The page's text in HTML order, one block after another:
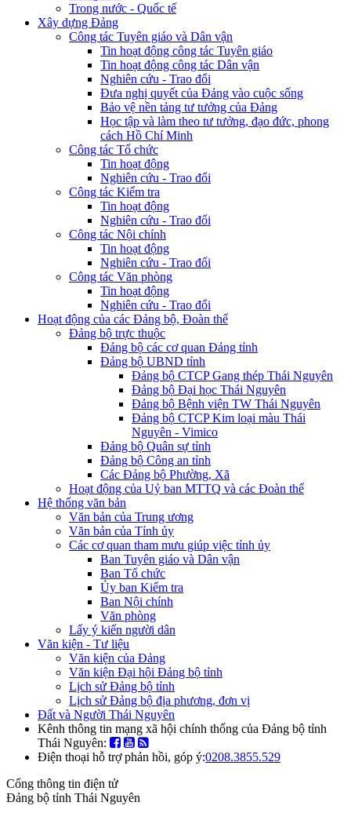
Trong nước - Quốc tế
Xây dựng Đảng
Công tác Tuyên giáo và Dân vận
Tin hoạt động công tác Tuyên giáo
Tin hoạt động công tác Dân vận
Nghiên cứu - Trao đổi
Đưa nghị quyết của Đảng vào cuộc sống
Bảo vệ nền tảng tư tưởng của Đảng
Học tập và làm theo tư tưởng, đạo đức, phong
cách Hồ Chí Minh
Công tác Tổ chức
Tin hoạt động
Nghiên cứu - Trao đổi
Công tác Kiểm tra
Tin hoạt động
Nghiên cứu - Trao đổi
Công tác Nội chính
Tin hoạt động
Nghiên cứu - Trao đổi
Công tác Văn phòng
Tin hoạt động
Nghiên cứu - Trao đổi
Hoạt động của các Đảng bộ, Đoàn thể
Đảng bộ trực thuộc
Đảng bộ các cơ quan Đảng tỉnh
Đảng bộ UBND tỉnh
Đảng bộ CTCP Gang thép Thái Nguyên
Đảng bộ Đại học Thái Nguyên
Đảng bộ Bệnh viện TW Thái Nguyên
Đảng bộ CTCP Kim loại màu Thái
Nguyên - Vimico
Đảng bộ Quân sự tỉnh
Đảng bộ Công an tỉnh
Các Đảng bộ Phường, Xã
Hoạt động của Uỷ ban MTTQ và các Đoàn thể
Hệ thống văn bản
Văn bản của Trung ương
Văn bản của Tỉnh ủy
Các cơ quan tham mưu giúp việc tỉnh ủy
Ban Tuyên giáo và Dân vận
Ban Tổ chức
Ủy ban Kiểm tra
Ban Nội chính
Văn phòng
Lấy ý kiến người dân
Văn kiện - Tư liệu
Văn kiện của Đảng
Văn kiện Đại hội Đảng bộ tỉnh
Lịch sử Đảng bộ tỉnh
Lịch sử Đảng bộ địa phương, đơn vị
Đất và Người Thái Nguyên
Kênh thông tin mạng xã hội chính thống của Đảng bộ tỉnh
Thái Nguyên:
Điện thoại hỗ trợ phản hồi, góp ý:0208.3855.529
Cổng thông tin điện tử
Đảng bộ tỉnh Thái Nguyên